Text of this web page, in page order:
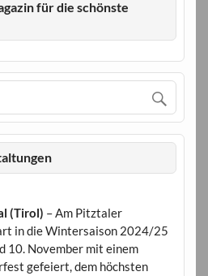
für die schönste
(Tirol) – Am Pitztaler
in die Wintersaison 2024/25
10. November mit einem
gefeiert, dem höchsten